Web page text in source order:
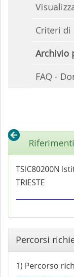
Criteri di
Archivio
FAQ -
TSIC80200N
TRIESTE
Percorsi
1) Percorso